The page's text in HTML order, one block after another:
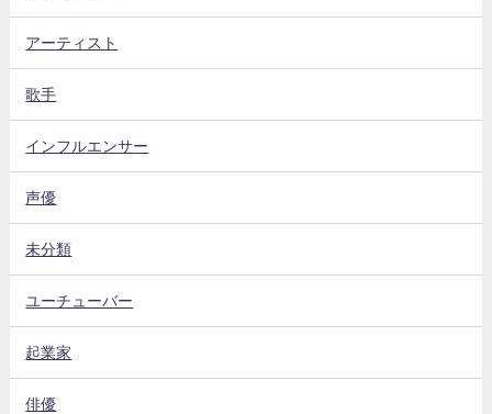
アーティスト
歌手
インフルエンサー
声優
未分類
ユーチューバー
起業家
俳優